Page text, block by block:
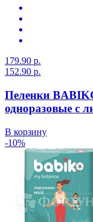
179.90 р.
152.90 р.
Пеленки
одноразовые с
В корзину
-10%